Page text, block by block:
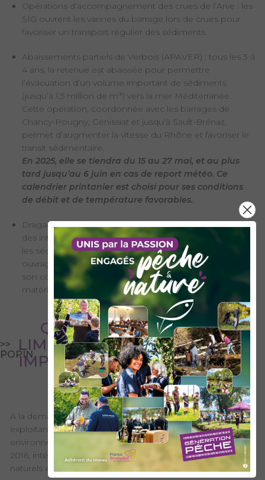
>>
POPIN
Opérations d’accompagnement des crues de l’Arve : les
SIG ouvrent les vannes du barrage lors de crues pour
favoriser un transport régulier des sédiments.
Abaissements partiels de Verbois (APAVER) : tous les 3 à
4 ans, la retenue est abaissée pour permettre
l’évacuation d’un volume important de sédiments
(jusqu’à 1,5 million de m³) vers la mer Méditerranée.
Cette opération, coordonnée avec les barrages de
Chancy-Pougny, Génissiat et jusqu’à Sault-Brénaz,
permet d’augmenter la vitesse du Rhône et favoriser le
transit sédimentaire.
En 2025, elle se tiendra du 15 au 27 mai, et au plus
tard jusqu’au 6 juin en cas de report météo. Ce
calendrier printanier est choisi pour ses conditions
de débit et de température favorables.
Dragages ponctuels des retenues : lorsque nécessaire,
des interventions mécaniques sont menées pour retirer
les sédiments, notamment pour garantir la sûreté des
ouvrages. Toutefois, cette option est limitée à cause de
son coût et du manque de débouchés pour les
matériaux extraits.
QUELLES MESURES DE
LIMITATION ET DE SUIVI DES
IMPACTS DES APAVER SONT
MISES EN PLACE
À la demande des autorités françaises et suisses, les
exploitants ont réalisé une étude d’impact
environnemental, approuvée après enquête publique en
2016, intégrant des mesures de protection des milieux
naturels et des espèces protégées.